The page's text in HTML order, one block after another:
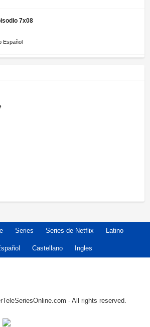
7x08
Español
Series Series de Netflix Latino
Castellano Ingles
- All rights reserved.